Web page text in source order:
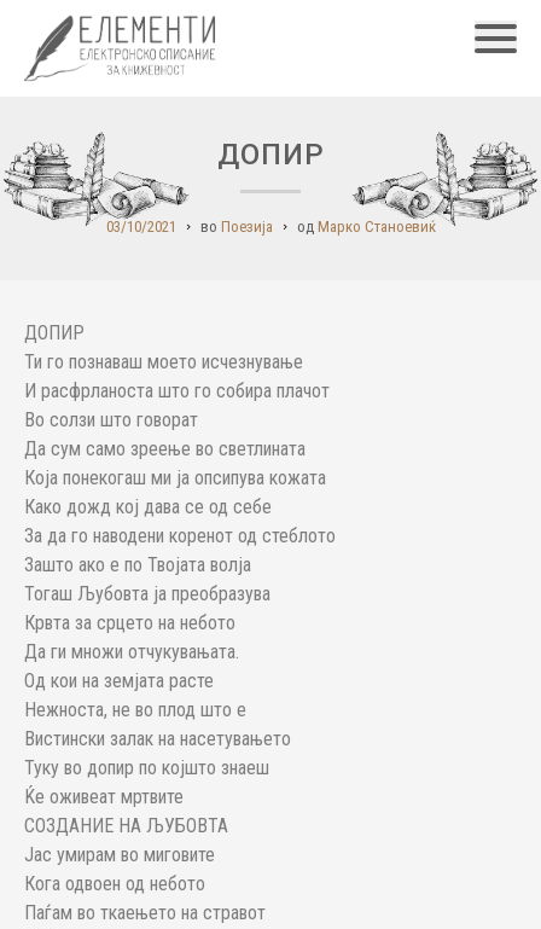
ДОПИР
03/10/2021 во Поезија од Марко Станоевиќ
ДОПИР
Ти го познаваш моето исчезнување
И расфрланоста што го собира плачот
Во солзи што говорат
Да сум само зреење во светлината
Која понекогаш ми ја опсипува кожата
Како дожд кој дава се од себе
За да го наводени коренот од стеблото
Зашто ако е по Твојата волја
Тогаш Љубовта ја преобразува
Крвта за срцето на небото
Да ги множи отчукувањата.
Од кои на земјата расте
Нежноста, не во плод што е
Вистински залак на насетувањето
Туку во допир по којшто знаеш
Ќе оживеат мртвите
СОЗДАНИЕ НА ЉУБОВТА
Јас умирам во миговите
Кога одвоен од небото
Паѓам во ткаењето на стравот